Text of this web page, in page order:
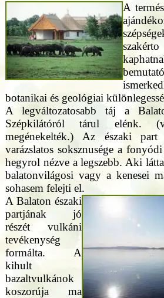
A
botanikai és geológiai
A legváltozatosabb táj a
Szépkilátóról tárul elénk.
megénekelték.) Az északi
varázslatos soksznusége a
hegyrol nézve a legszebb. Aki
balatonvilágosi vagy a kenesei
sohasem felejti el.
A Balaton északi
partjának jó
részét vulkáni
tevékenység
formálta. A
kihult
bazaltvulkánok
koszorúja ma